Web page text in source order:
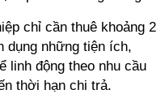
chỉ cần thuê khoảng 2
dụng những tiện ích,
linh động theo nhu cầu
thời hạn chi trả.